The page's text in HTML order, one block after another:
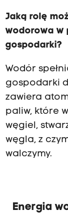
Jaką rolę
wodorowa w
gospodarki?
Wodór
gospodarki
zawiera
paliw, które
węgiel,
węgla, z
walczymy.
Energia